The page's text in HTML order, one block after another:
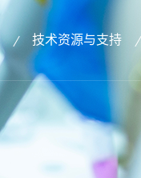
技术资源与支持